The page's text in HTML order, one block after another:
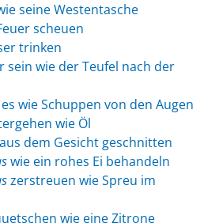
seine Westentasche
scheuen
trinken
sein wie der Teufel nach der
wie Schuppen von den Augen
wie Öl
dem Gesicht geschnitten
wie ein rohes Ei behandeln
zerstreuen wie Spreu im
wie eine Zitrone